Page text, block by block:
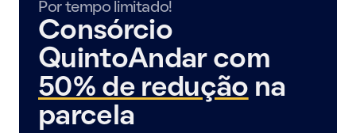
Por tempo limitado!
Consórcio
QuintoAndar com
50% de redução na
parcela